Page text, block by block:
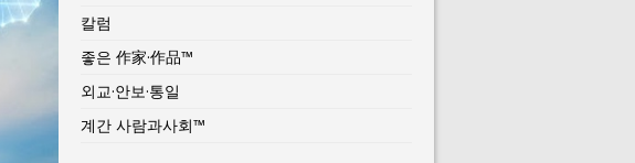
칼럼
좋은 作家·作品™
외교·안보·통일
계간 사람과사회™